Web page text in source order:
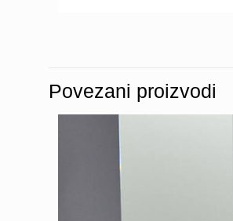
Povezani proizvodi